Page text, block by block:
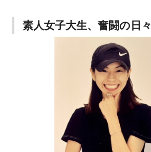
素人女子大生、奮闘の日々